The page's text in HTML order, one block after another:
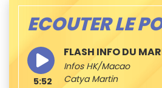
ECOUTER LE
FLASH INFO DU
Infos HK/Macao
Catya Martin
5:52